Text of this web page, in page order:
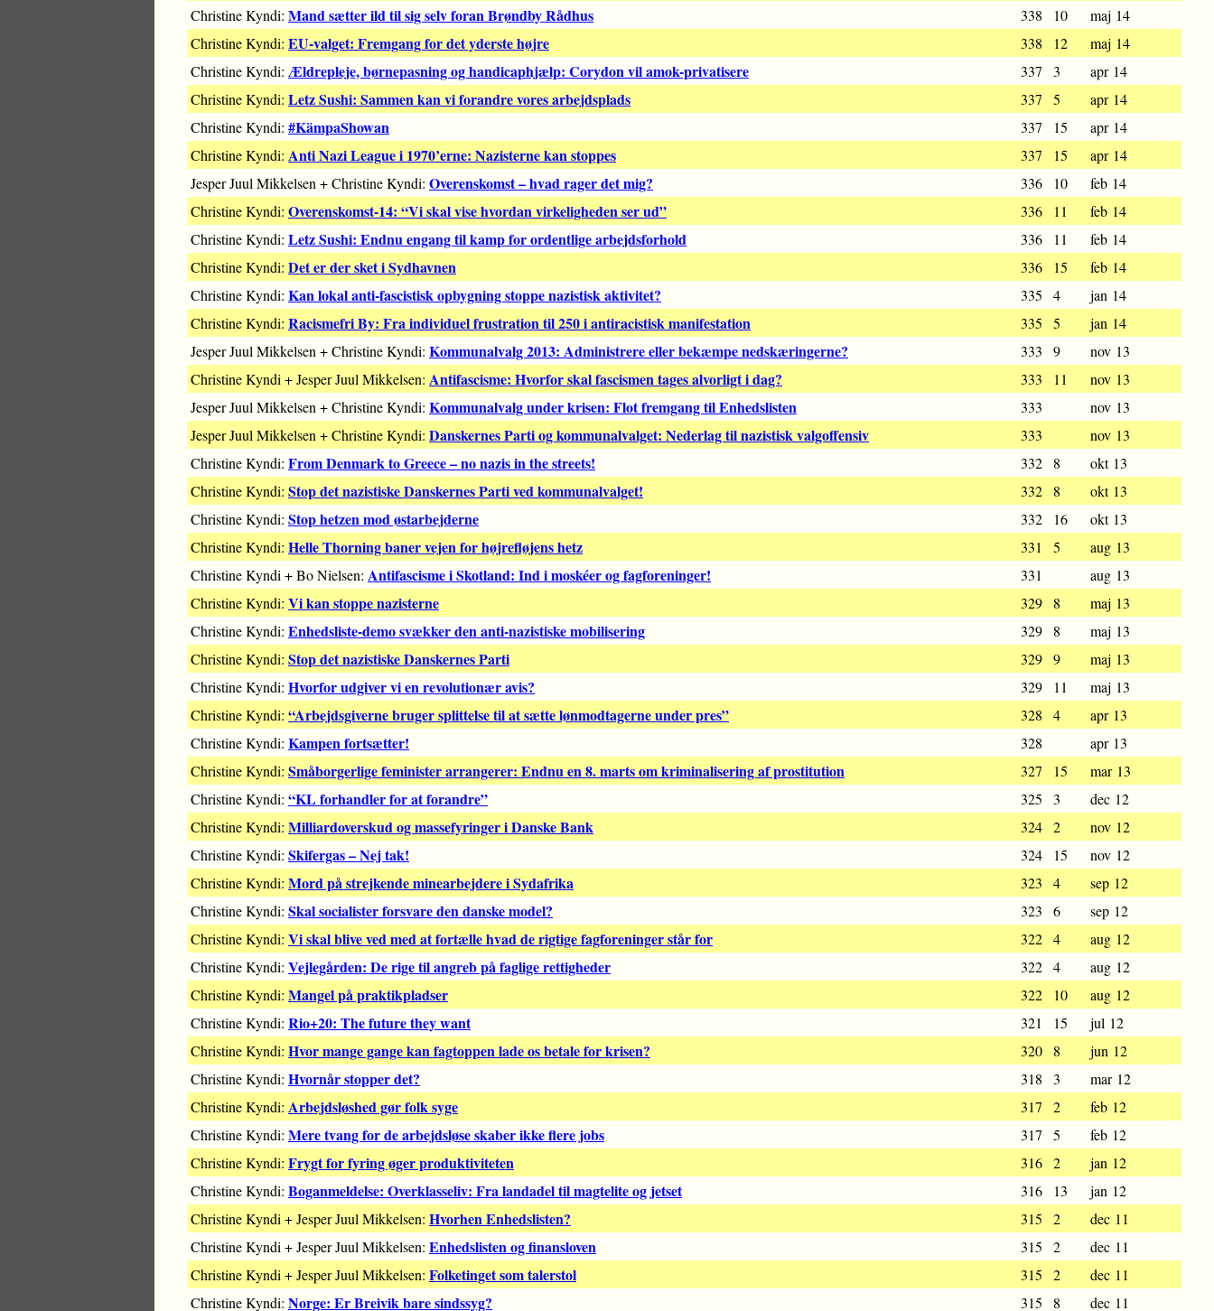
Christine Kyndi: Mand sætter ild til sig selv foran Brøndby Rådhus 338 10
maj 14
Christine Kyndi: EU-valget: Fremgang for det yderste højre 338 12
maj 14
Christine Kyndi: Ældrepleje, børnepasning og handicaphjælp: Corydon vil amok-privatisere 337 3
apr 14
Christine Kyndi: Letz Sushi: Sammen kan vi forandre vores arbejdsplads 337 5
apr 14
Christine Kyndi: #KämpaShowan 337 15
apr 14
Christine Kyndi: Anti Nazi League i 1970’erne: Nazisterne kan stoppes 337 15
apr 14
Jesper Juul Mikkelsen + Christine Kyndi: Overenskomst – hvad rager det mig? 336 10
feb 14
Christine Kyndi: Overenskomst-14: “Vi skal vise hvordan virkeligheden ser ud” 336 11
feb 14
Christine Kyndi: Letz Sushi: Endnu engang til kamp for ordentlige arbejdsforhold 336 11
feb 14
Christine Kyndi: Det er der sket i Sydhavnen 336 15
feb 14
Christine Kyndi: Kan lokal anti-fascistisk opbygning stoppe nazistisk aktivitet? 335 4
jan 14
Christine Kyndi: Racismefri By: Fra individuel frustration til 250 i antiracistisk manifestation 335 5
jan 14
Jesper Juul Mikkelsen + Christine Kyndi: Kommunalvalg 2013: Administrere eller bekæmpe nedskæringerne? 333 9
nov 13
Christine Kyndi + Jesper Juul Mikkelsen: Antifascisme: Hvorfor skal fascismen tages alvorligt i dag? 333 11
nov 13
Jesper Juul Mikkelsen + Christine Kyndi: Kommunalvalg under krisen: Flot fremgang til Enhedslisten 333
nov 13
Jesper Juul Mikkelsen + Christine Kyndi: Danskernes Parti og kommunalvalget: Nederlag til nazistisk valgoffensiv 333
nov 13
Christine Kyndi: From Denmark to Greece – no nazis in the streets! 332 8
okt 13
Christine Kyndi: Stop det nazistiske Danskernes Parti ved kommunalvalget! 332 8
okt 13
Christine Kyndi: Stop hetzen mod østarbejderne 332 16
okt 13
Christine Kyndi: Helle Thorning baner vejen for højrefløjens hetz 331 5
aug 13
Christine Kyndi + Bo Nielsen: Antifascisme i Skotland: Ind i moskéer og fagforeninger! 331
aug 13
Christine Kyndi: Vi kan stoppe nazisterne 329 8
maj 13
Christine Kyndi: Enhedsliste-demo svækker den anti-nazistiske mobilisering 329 8
maj 13
Christine Kyndi: Stop det nazistiske Danskernes Parti 329 9
maj 13
Christine Kyndi: Hvorfor udgiver vi en revolutionær avis? 329 11
maj 13
Christine Kyndi: “Arbejdsgiverne bruger splittelse til at sætte lønmodtagerne under pres” 328 4
apr 13
Christine Kyndi: Kampen fortsætter! 328
apr 13
Christine Kyndi: Småborgerlige feminister arrangerer: Endnu en 8. marts om kriminalisering af prostitution 327 15
mar 13
Christine Kyndi: “KL forhandler for at forandre” 325 3
dec 12
Christine Kyndi: Milliardoverskud og massefyringer i Danske Bank 324 2
nov 12
Christine Kyndi: Skifergas – Nej tak! 324 15
nov 12
Christine Kyndi: Mord på strejkende minearbejdere i Sydafrika 323 4
sep 12
Christine Kyndi: Skal socialister forsvare den danske model? 323 6
sep 12
Christine Kyndi: Vi skal blive ved med at fortælle hvad de rigtige fagforeninger står for 322 4
aug 12
Christine Kyndi: Vejlegården: De rige til angreb på faglige rettigheder 322 4
aug 12
Christine Kyndi: Mangel på praktikpladser 322 10
aug 12
Christine Kyndi: Rio+20: The future they want 321 15
jul 12
Christine Kyndi: Hvor mange gange kan fagtoppen lade os betale for krisen? 320 8
jun 12
Christine Kyndi: Hvornår stopper det? 318 3
mar 12
Christine Kyndi: Arbejdsløshed gør folk syge 317 2
feb 12
Christine Kyndi: Mere tvang for de arbejdsløse skaber ikke flere jobs 317 5
feb 12
Christine Kyndi: Frygt for fyring øger produktiviteten 316 2
jan 12
Christine Kyndi: Boganmeldelse: Overklasseliv: Fra landadel til magtelite og jetset 316 13
jan 12
Christine Kyndi + Jesper Juul Mikkelsen: Hvorhen Enhedslisten? 315 2
dec 11
Christine Kyndi + Jesper Juul Mikkelsen: Enhedslisten og finansloven 315 2
dec 11
Christine Kyndi + Jesper Juul Mikkelsen: Folketinget som talerstol 315 2
dec 11
Christine Kyndi: Norge: Er Breivik bare sindssyg? 315 8 dec 11